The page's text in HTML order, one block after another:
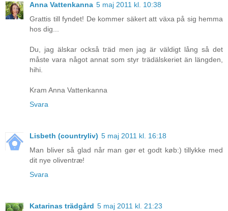
Anna Vattenkanna 5 maj 2011 kl. 10:38
Grattis till fyndet! De kommer säkert att växa på sig hemma
hos dig...
Du, jag älskar också träd men jag är väldigt lång så det
måste vara något annat som styr trädälskeriet än längden,
hihi.
Kram Anna Vattenkanna
Svara
Lisbeth (countryliv) 5 maj 2011 kl. 16:18
Man bliver så glad når man gør et godt køb:) tillykke med
dit nye oliventræ!
Svara
Katarinas trädgård 5 maj 2011 kl. 21:23